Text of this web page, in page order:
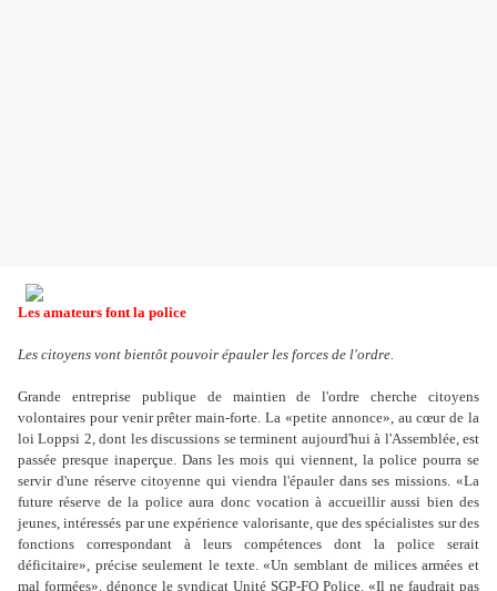
Les amateurs font la police
Les citoyens vont bientôt pouvoir épauler les forces de l'ordre.
Grande entreprise publique de maintien de l'ordre cherche citoyens
volontaires pour venir prêter main-forte. La «petite annonce», au cœur de la
loi Loppsi 2, dont les discussions se terminent aujourd'hui à l'Assemblée, est
passée presque inaperçue. Dans les mois qui viennent, la police pourra se
servir d'une réserve citoyenne qui viendra l'épauler dans ses missions. «La
future réserve de la police aura donc vocation à accueillir aussi bien des
jeunes, intéressés par une expérience valorisante, que des spécialistes sur des
fonctions correspondant à leurs compétences dont la police serait
déficitaire», précise seulement le texte. «Un semblant de milices armées et
mal formées», dénonce le syndicat Unité SGP-FO Police. «Il ne faudrait pas